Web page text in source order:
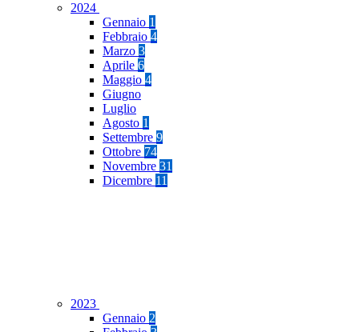
2024
Gennaio 1
Febbraio 4
Marzo 3
Aprile 6
Maggio 4
Giugno
Luglio
Agosto 1
Settembre 9
Ottobre 74
Novembre 31
Dicembre 11
2023
Gennaio 2